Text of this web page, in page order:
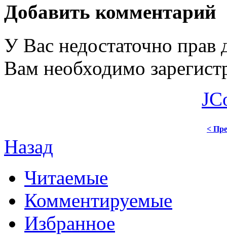
Добавить комментарий
У Вас недостаточно прав
Вам необходимо
<
Назад
Читаемые
Комментируемые
Избранное